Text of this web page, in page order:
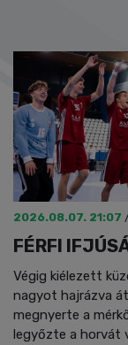
2026.08.07. 21:07
Végig kiélezett
nagyot hajrázva
megnyerte a
legyőzte a horvát